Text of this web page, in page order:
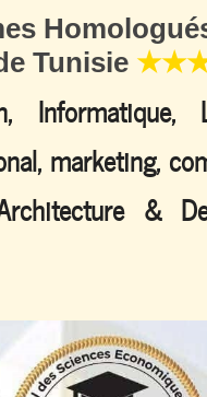
Tunisie
Informatique,
marketing,
&